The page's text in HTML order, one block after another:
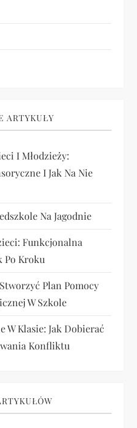
ARTYKUŁY
I Młodzieży:
I Jak Na Nie
Na Jagodnie
Funkcjonalna
Po Kroku
Plan Pomocy
W Szkole
Klasie: Jak Dobierać
Konfliktu